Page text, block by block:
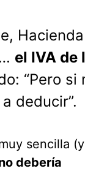
el IVA de
“Pero si
deducir”.
sencilla
debería